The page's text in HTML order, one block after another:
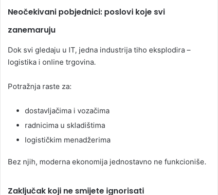
Neočekivani pobjednici: poslovi koje svi
zanemaruju
Dok svi gledaju u IT, jedna industrija tiho eksplodira –
logistika i online trgovina.
Potražnja raste za:
dostavljačima i vozačima
radnicima u skladištima
logističkim menadžerima
Bez njih, moderna ekonomija jednostavno ne funkcioniše.
Zaključak koji ne smijete ignorisati